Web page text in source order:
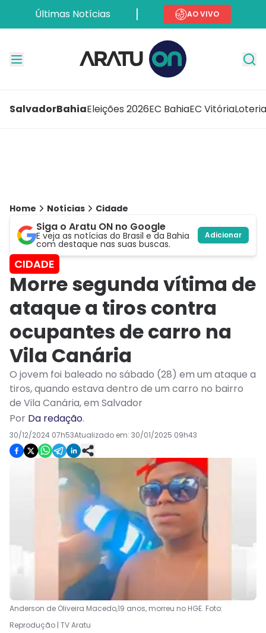
Últimas Notícias AO VIVO
SalvadorBahiaEleições 2026EC BahiaEC Vitória
Home Notícias Cidade
Siga o Aratu ON no Google
E veja as notícias do Brasil e da Bahia
com destaque nas suas buscas.
Adicionar
CIDADE
Morre segunda vítima de
ataque a tiros contra
ocupantes de carro na
Vila Canária
O jovem foi baleado no sábado (28) em um ataque a
tiros, quando estava dentro de um carro no bairro
de Vila Canária, em Salvador
Por Da redação.
30/12/2024 07h53Atualizado em: 30/01/2025 09h43
Anderson de Oliveira Macedo,19 anos, morreu no HGE. Foto:
Reprodução | TV Aratu